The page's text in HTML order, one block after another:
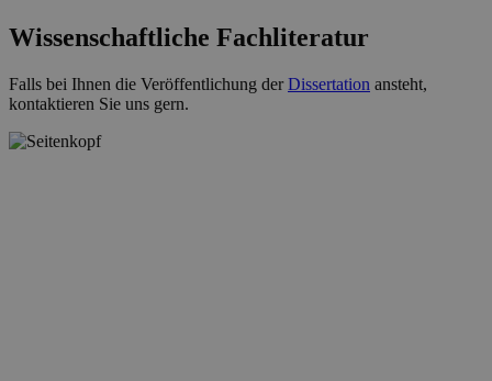
Wissenschaftliche Fachliteratur
Falls bei Ihnen die Veröffentlichung derDissertation ansteht,
kontaktieren Sie uns gern.